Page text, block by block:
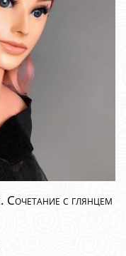
Сочетание с глянцем